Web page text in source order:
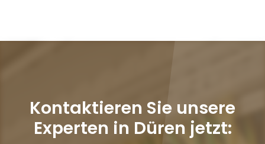
Kontaktieren Sie unsere
Experten in Düren jetzt: